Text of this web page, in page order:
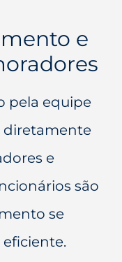
e
pela equipe
e
são
se